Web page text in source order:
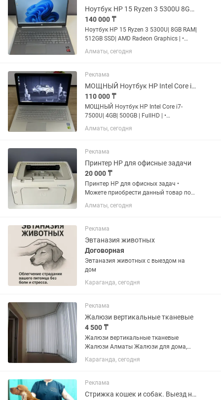
Ноутбук HP 15 Ryzen 3 5300U 8GB RAM 512GB SSD AMD Radeon Graphics
140 000 ₸
Ноутбук HP 15 Ryzen 3 5300U| 8GB RAM|
512GB SSD| AMD Radeon Graphics | •
Характеристики | Процессор: AMD
RYZEN 3 5300U 2.60Ghz | Память:
1920x1080 | AMD Radeon...
Алматы, сегодня
Реклама
МОЩНЫЙ Ноутбук HP Intel Core i7-7500U 4GB 500GB FullHD
110 000 ₸
МОЩНЫЙ Ноутбук HP Intel Core i7-
7500U| 4GB| 500GB | FullHD | •
Характеристики | Процессор: Intel Core
i7-7500U 2.90GHz | Память: ОЗУ/4 ГБ,
1920x1080 | NVIDIA GEFORCE...
Алматы, сегодня
Реклама
Принтер HP для офисные задачи
20 000 ₸
Принтер HP для офисных задач •
Можете приобрести данный товар по
адресу: г. Алматы улица Абишева 36/3
ЖК Гульдер (Прошу звонить или
гаджет прямо домой. • А так...
Алматы, сегодня
Реклама
Эвтаназия животных
Договорная
Эвтаназия животных с выездом на
дом
Караганда, сегодня
Реклама
Жалюзи вертикальные тканевые
4 500 ₸
Жалюзи вертикальные тканевые
Жалюзи Алматы Жалюзи для дома,
офиса, школы Выезд, замеры и расчет
стоимости БЕСПЛАТНО Качественный
каталог тканей БОЛЕЕ 150...
Караганда, сегодня
Реклама
Стрижка кошек и собак. Выезд на дом. Экспресс линька. Стрижка по породе.